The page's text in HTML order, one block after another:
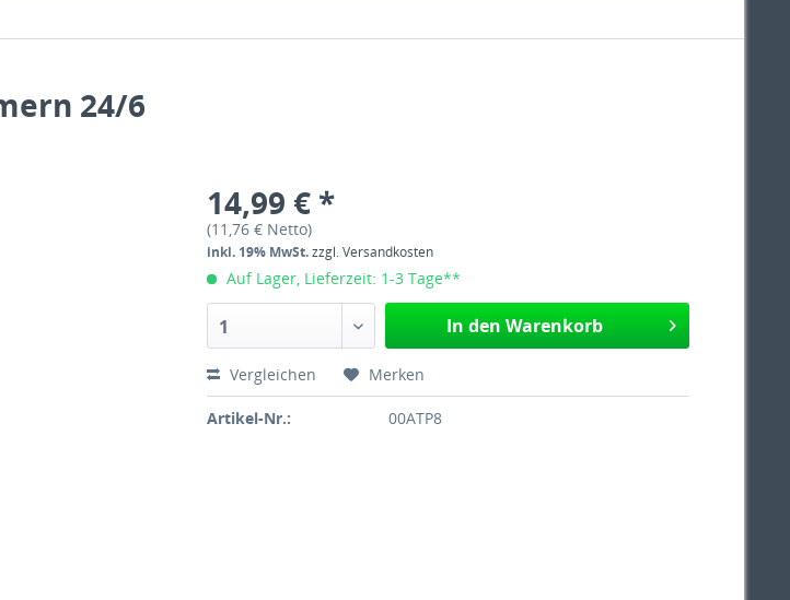
24/6
14,99 € *
(11,76 € Netto)
inkl. 19% MwSt.zzgl. Versandkosten
Auf Lager, Lieferzeit: 1-3 Tage**
1 In den Warenkorb
Vergleichen Merken
Artikel-Nr.: 00ATP8